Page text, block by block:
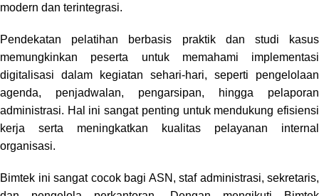
modern dan terintegrasi.
Pendekatan pelatihan berbasis praktik dan studi kasus
memungkinkan peserta untuk memahami implementasi
digitalisasi dalam kegiatan sehari-hari, seperti pengelolaan
agenda, penjadwalan, pengarsipan, hingga pelaporan
administrasi. Hal ini sangat penting untuk mendukung efisiensi
kerja serta meningkatkan kualitas pelayanan internal
organisasi.
Bimtek ini sangat cocok bagi ASN, staf administrasi, sekretaris,